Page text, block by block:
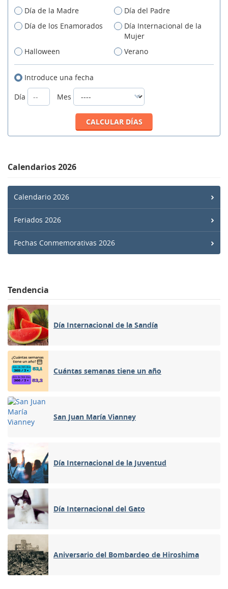
Día de la Madre
Día del Padre
Día de los Enamorados
Día Internacional de la
Mujer
Halloween
Verano
Introduce una fecha
Día
Mes
Calendarios 2026
Calendario 2026
Feriados 2026
Fechas Conmemorativas 2026
Tendencia
Día Internacional de la Sandía
Cuántas semanas tiene un año
San Juan María Vianney
Día Internacional de la Juventud
Día Internacional del Gato
Aniversario del Bombardeo de Hiroshima